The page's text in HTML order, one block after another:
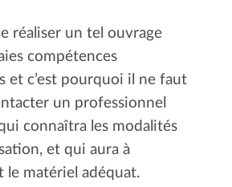
réaliser un tel ouvrage
compétences
et c’est pourquoi il ne faut
un professionnel
connaîtra les modalités
et qui aura à
matériel adéquat.